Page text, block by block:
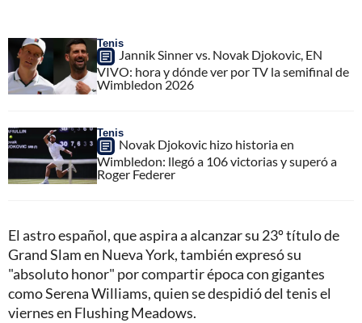
Tenis
Jannik Sinner vs. Novak Djokovic, EN
VIVO: hora y dónde ver por TV la semifinal de
Wimbledon 2026
Tenis
Novak Djokovic hizo historia en
Wimbledon: llegó a 106 victorias y superó a
Roger Federer
El astro español, que aspira a alcanzar su 23º título de
Grand Slam en Nueva York, también expresó su
"absoluto honor" por compartir época con gigantes
como Serena Williams, quien se despidió del tenis el
viernes en Flushing Meadows.